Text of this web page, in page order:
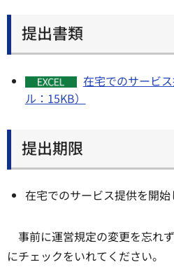
提出書類
在宅でのサービ
ル：15KB）
提出期限
在宅でのサービス提供を開始
事前に運営規定の変更を忘れ
にチェックをいれてください。